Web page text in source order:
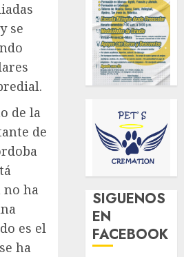
se
de la
de
ha
es el
ha
SIGUENOS
EN
FACEBOOK